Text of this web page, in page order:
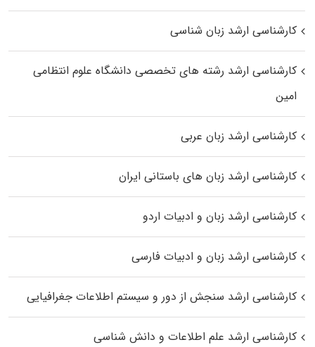
کارشناسی ارشد زبان شناسی
کارشناسی ارشد رﺷﺘﻪ ﻫﺎی تخصصی داﻧﺸﮕﺎه ﻋﻠﻮم انتظامی
اﻣﻴﻦ
کارشناسی ارشد زبان عربی
کارشناسی ارشد زبان‌ های باستانی ایران
کارشناسی ارشد زبان و ادبیات اردو
کارشناسی ارشد زبان و ادبیات فارسی
کارشناسی ارشد سنجش از دور و سیستم اطلاعات جغرافیایی
کارشناسی ارشد علم اطلاعات و دانش شناسی